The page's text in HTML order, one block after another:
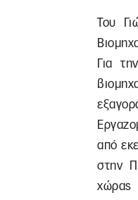
Του
Για
από
στην
χώρας